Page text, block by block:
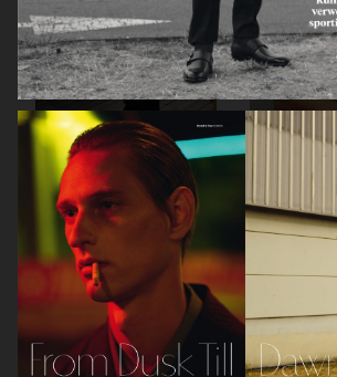
GQ STYLE GERMANY